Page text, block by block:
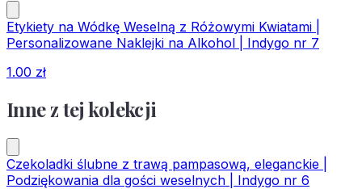
Etykiety na Wódkę Weselną z Różowymi Kwiatami |
Personalizowane Naklejki na Alkohol | Indygo nr 7
1.00 zł
Inne z tej kolekcji
Czekoladki ślubne z trawą pampasową, eleganckie |
Podziękowania dla gości weselnych | Indygo nr 6